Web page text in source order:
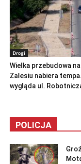
Drogi
Wielka przebudowa na
Zalesiu nabiera
wygląda ul.
POLICJA